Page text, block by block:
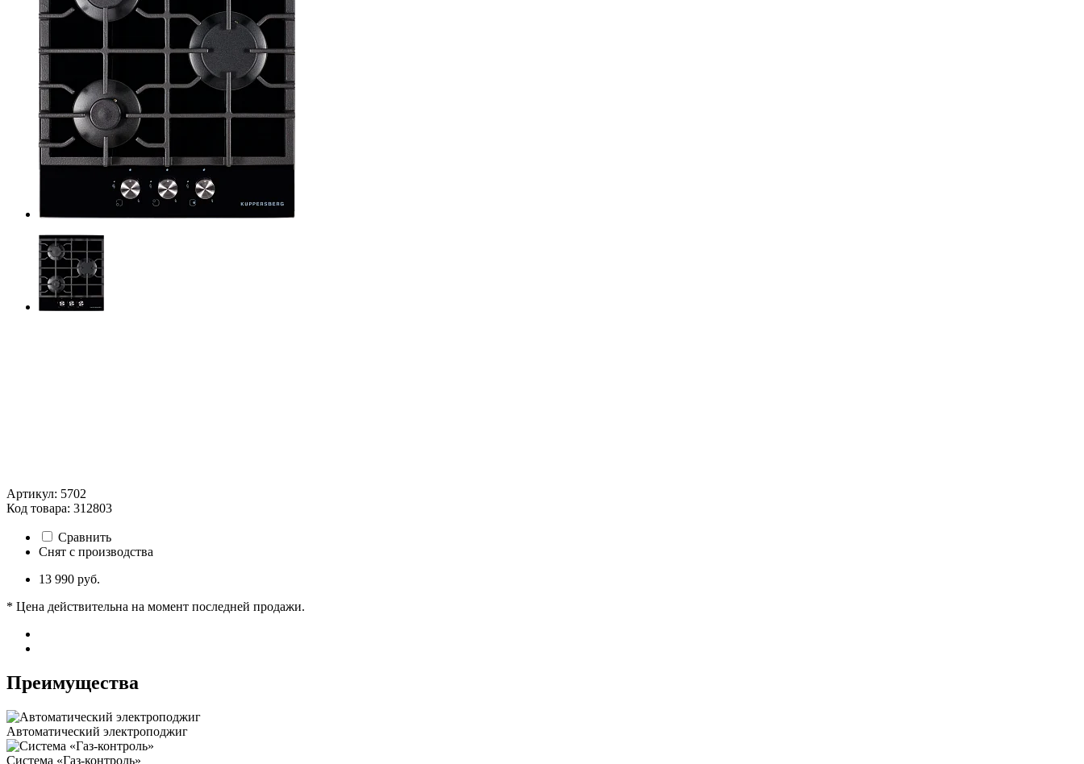
Артикул: 5702
Код товара: 312803
Сравнить
Снят с производства
13 990 руб.
* Цена действительна на момент последней продажи.
Преимущества
Автоматический электроподжиг
Система «Газ-контроль»